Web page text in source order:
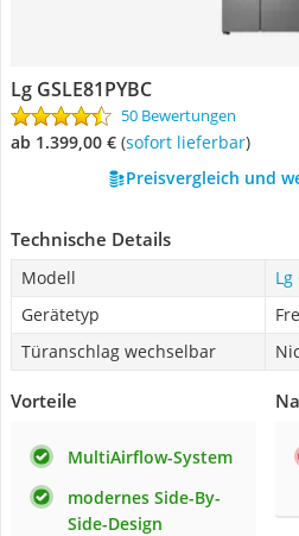
Lg GSLE81PYBC
50 Bewertungen
ab 1.399,00 € ( Sofort lieferbar)
Preisvergleich und
Technische Details
Modell
Lg
Gerätetyp
Türanschlag wechselbar
Vorteile
MultiAirflow-System
modernes Side-By-
Side-Design